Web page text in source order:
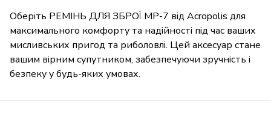
Оберіть РЕМІНЬ ДЛЯ ЗБРОЇ МР-7 від Acropolis для
максимального комфорту та надійності під час ваших
мисливських пригод та риболовлі. Цей аксесуар стане
вашим вірним супутником, забезпечуючи зручність і
безпеку у будь-яких умовах.